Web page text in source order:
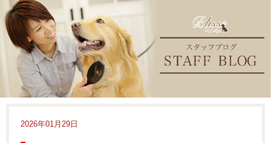
2026年01月29日